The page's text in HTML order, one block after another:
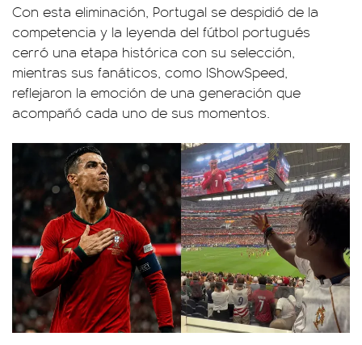
Con esta eliminación, Portugal se despidió de la
competencia y la leyenda del fútbol portugués
cerró una etapa histórica con su selección,
mientras sus fanáticos, como IShowSpeed,
reflejaron la emoción de una generación que
acompañó cada uno de sus momentos.